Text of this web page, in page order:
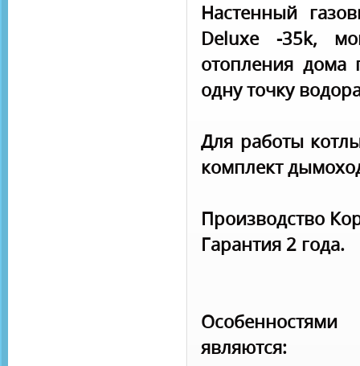
Настенный
Deluxe -35k,
отопления
одну точку
Для работы
комплект
Производство
Гарантия 2 года.
являются: